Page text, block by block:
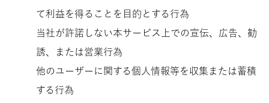
て利益を得ることを目的とする行為
当社が許諾しない本サービス上での宣伝、広告、勧
誘、または営業行為
他のユーザーに関する個人情報等を収集または蓄積
する行為